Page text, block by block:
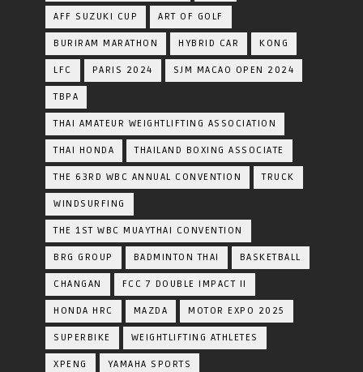
AFF SUZUKI CUP ART OF GOLF
BURIRAM MARATHON HYBRID CAR KONG
LFC PARIS 2024 SJM MACAO OPEN 2024
TBPA
THAI AMATEUR WEIGHTLIFTING ASSOCIATION
THAI HONDA THAILAND BOXING ASSOCIATE
THE 63RD WBC ANNUAL CONVENTION TRUCK
WINDSURFING
THE 1ST WBC MUAYTHAI CONVENTION
BRG GROUP BADMINTON THAI BASKETBALL
CHANGAN FCC 7 DOUBLE IMPACT II
HONDA HRC MAZDA MOTOR EXPO 2025
SUPERBIKE WEIGHTLIFTING ATHLETES
XPENG YAMAHA SPORTS